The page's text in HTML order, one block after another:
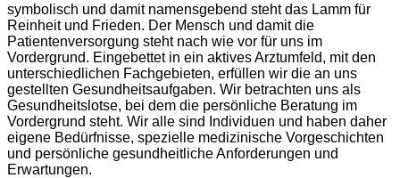
symbolisch und damit namensgebend steht das Lamm für
Reinheit und Frieden. Der Mensch und damit die
Patientenversorgung steht nach wie vor für uns im
Vordergrund. Eingebettet in ein aktives Arztumfeld, mit den
unterschiedlichen Fachgebieten, erfüllen wir die an uns
gestellten Gesundheitsaufgaben. Wir betrachten uns als
Gesundheitslotse, bei dem die persönliche Beratung im
Vordergrund steht. Wir alle sind Individuen und haben daher
eigene Bedürfnisse, spezielle medizinische Vorgeschichten
und persönliche gesundheitliche Anforderungen und
Erwartungen.